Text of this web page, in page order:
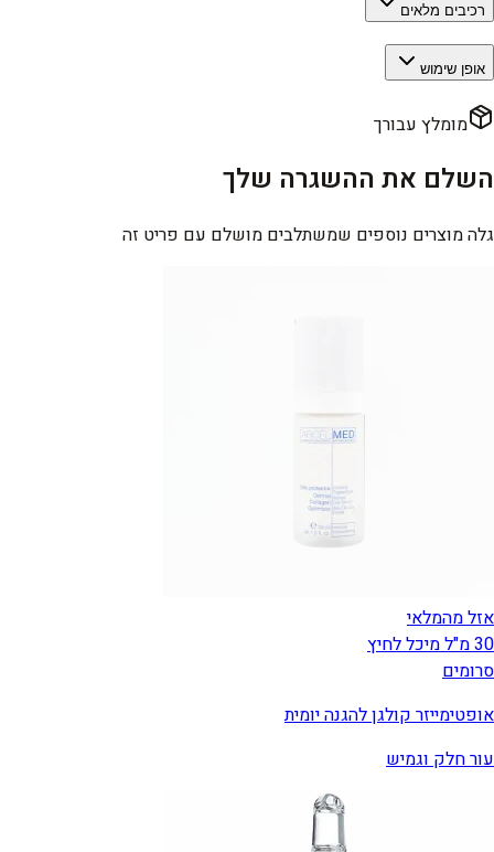
רכיבים מלאים
אופן שימוש
מומלץ עבורך
השלם את ההשגרה שלך
גלה מוצרים נוספים שמשתלבים מושלם עם פריט זה
אזל מהמלאי
30 מ"ל מיכל לחיץ
סרומים
אופטימייזר קולגן להגנה יומית
עור חלק וגמיש